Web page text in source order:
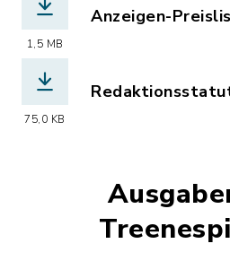
1,5 MB
Anzeigen-
75,0 KB